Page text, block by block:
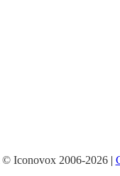
Iconovox 2006-2026|